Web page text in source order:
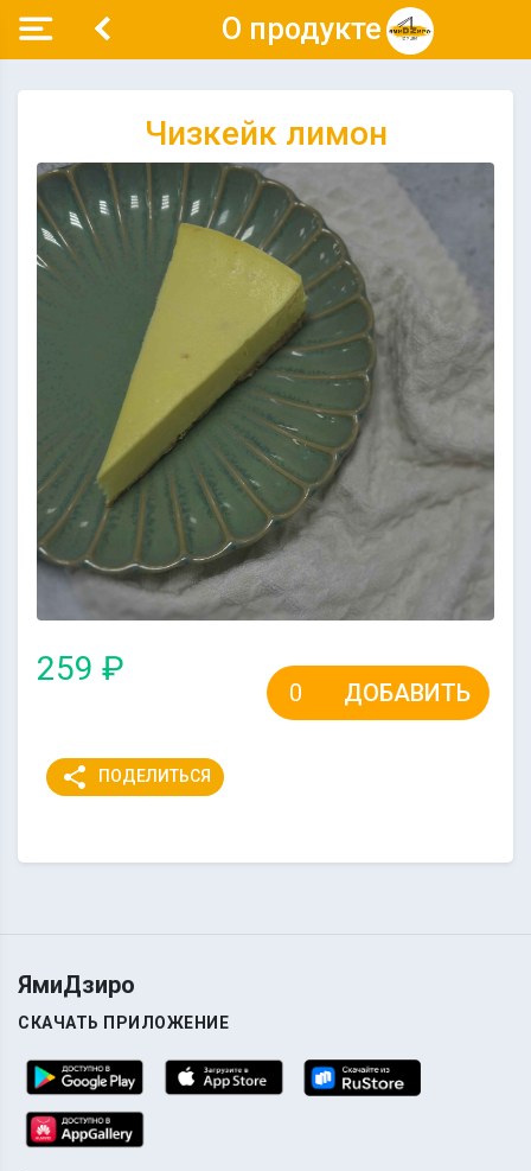
О продукте
Чизкейк лимон
259 ₽
ДОБАВИТЬ
share ПОДЕЛИТЬСЯ
ЯмиДзиро
СКАЧАТЬ ПРИЛОЖЕНИЕ